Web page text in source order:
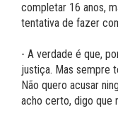
completar 16 anos,
tentativa de fazer
- A verdade é que,
justiça. Mas sempre
Não quero acusar
acho certo, digo que